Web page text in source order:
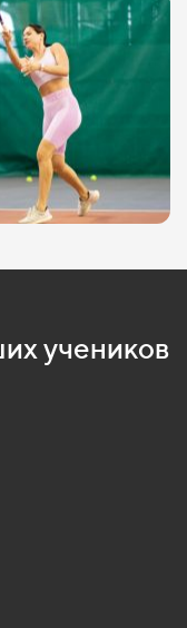
учеников